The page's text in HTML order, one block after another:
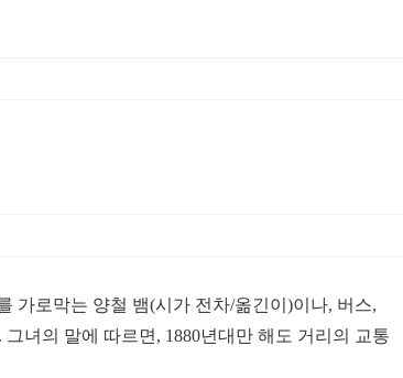
가로막는 양철 뱀(시가 전차/옮긴이)이나, 버스,
녀의 말에 따르면, 1880년대만 해도 거리의 교통